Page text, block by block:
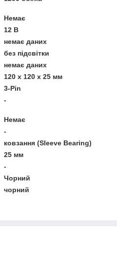
Немає
12 В
немає даних
без підсвітки
немає даних
120 х 120 х 25 мм
3-Pin
-
Немає
-
ковзання (Sleeve Bearing)
25 мм
-
Чорний
чорний